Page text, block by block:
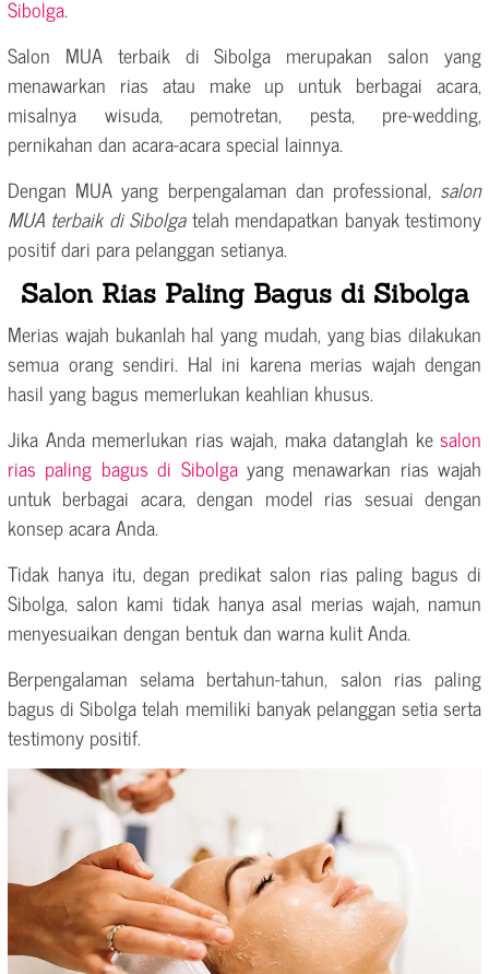
Sibolga.
Salon MUA terbaik di Sibolga merupakan salon yang
menawarkan rias atau make up untuk berbagai acara,
misalnya wisuda, pemotretan, pesta, pre-wedding,
pernikahan dan acara-acara special lainnya.
Dengan MUA yang berpengalaman dan professional, salon
MUA terbaik di Sibolgatelah mendapatkan banyak testimony
positif dari para pelanggan setianya.
Salon Rias Paling Bagus di Sibolga
Merias wajah bukanlah hal yang mudah, yang bias dilakukan
semua orang sendiri. Hal ini karena merias wajah dengan
hasil yang bagus memerlukan keahlian khusus.
Jika Anda memerlukan rias wajah, maka datanglah ke salon
rias paling bagus di Sibolgayang menawarkan rias wajah
untuk berbagai acara, dengan model rias sesuai dengan
konsep acara Anda.
Tidak hanya itu, degan predikat salon rias paling bagus di
Sibolga, salon kami tidak hanya asal merias wajah, namun
menyesuaikan dengan bentuk dan warna kulit Anda.
Berpengalaman selama bertahun-tahun, salon rias paling
bagus di Sibolga telah memiliki banyak pelanggan setia serta
testimony positif.